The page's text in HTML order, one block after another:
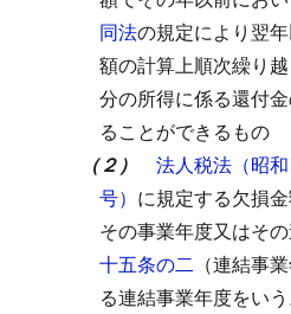
同法の規定により翌
額の計算上順次繰り
分の所得に係る還付
ることができるもの
（２） 法人税法（昭
号） に規定する欠損
その事業年度又はそ
十五条の二 （連結事
る連結事業年度をい